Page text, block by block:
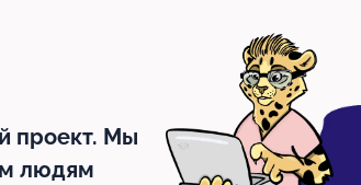
проект. Мы
людям